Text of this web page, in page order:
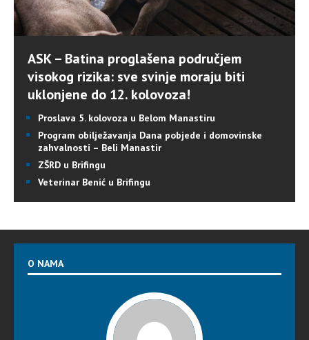
ASK – Batina proglašena područjem
visokog rizika: sve svinje moraju biti
uklonjene do 12. kolovoza!
Proslava 5. kolovoza u Belom Manastiru
Program obilježavanja Dana pobjede i domovinske
zahvalnosti – Beli Manastir
ZŠRD u Brifingu
Veterinar Benić u Brifingu
O NAMA